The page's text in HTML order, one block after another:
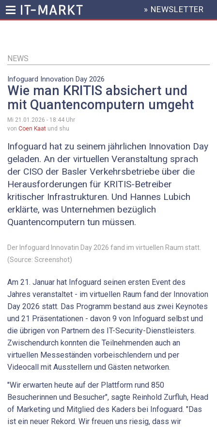
Inhalt
HEADER
MENU
» NEWSLETTER
NEWS
Infoguard Innovation Day 2026
Wie man KRITIS absichert und
mit Quantencomputern umgeht
Mi 21.01.2026 - 18:44 Uhr
von Coen Kaat und shu
Infoguard hat zu seinem jährlichen Innovation Day
geladen. An der virtuellen Veranstaltung sprach
der CISO der Basler Verkehrsbetriebe über die
Herausforderungen für KRITIS-Betreiber
kritischer Infrastrukturen. Und Hannes Lubich
erklärte, was Unternehmen bezüglich
Quantencomputern tun müssen.
Der Infoguard Innovatin Day 2026 fand im virtuellen Raum statt.
(Source: Screenshot)
Am 21. Januar hat Infoguard seinen ersten Event des
Jahres veranstaltet - im virtuellen Raum fand der Innovation
Day 2026 statt. Das Programm bestand aus zwei Keynotes
und 21 Präsentationen - davon 9 von Infoguard selbst und
die übrigen von Partnern des IT-Security-Dienstleisters.
Zwischendurch konnten die Teilnehmenden auch an
virtuellen Messeständen vorbeischlendern und per
Videocall mit Ausstellern und Gästen networken.
"Wir erwarten heute auf der Plattform rund 850
Besucherinnen und Besucher", sagte Reinhold Zurfluh, Head
of Marketing und Mitglied des Kaders bei Infoguard. "Das
ist ein neuer Rekord. Wir freuen uns riesig, dass wir